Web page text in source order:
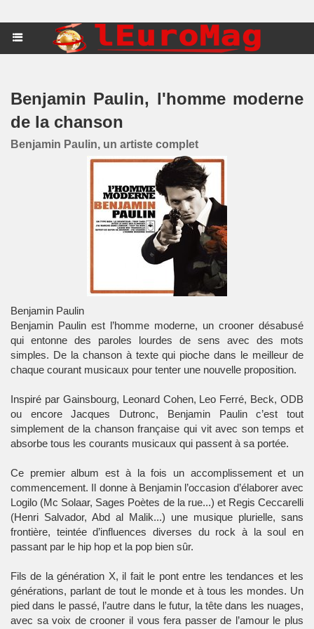
Benjamin Paulin, l'homme moderne
de la chanson
Benjamin Paulin, un artiste complet
Benjamin Paulin
Benjamin Paulin est l’homme moderne, un crooner désabusé
qui entonne des paroles lourdes de sens avec des mots
simples. De la chansonà texte qui pioche dans le meilleur de
chaque courant musicaux pour tenter une nouvelle proposition.
Inspiré par Gainsbourg, Leonard Cohen, Leo Ferré, Beck, ODB
ou encore Jacques Dutronc, Benjamin Paulinc’est tout
simplement de la chanson française qui vit avec son temps et
absorbe tous les courants musicaux qui passent à sa portée.
Ce premieralbum est à la fois un accomplissement et un
commencement. Il donne à Benjamin l’occasion d’élaborer avec
Logilo (Mc Solaar, Sages Poètes de la rue...) et Regis Ceccarelli
(Henri Salvador, Abd al Malik...) une musique plurielle, sans
frontière, teintée d’influences diverses du rock à la soul en
passant par le hip hop et la pop bien sûr.
Fils de la génération X, il fait le pont entre les tendances et les
générations, parlant de tout le monde et à tous les mondes. Un
pied dans le passé, l’autre dans le futur, la tête dans les nuages,
avec sa voix de crooner il vous fera passer de l’amour le plus